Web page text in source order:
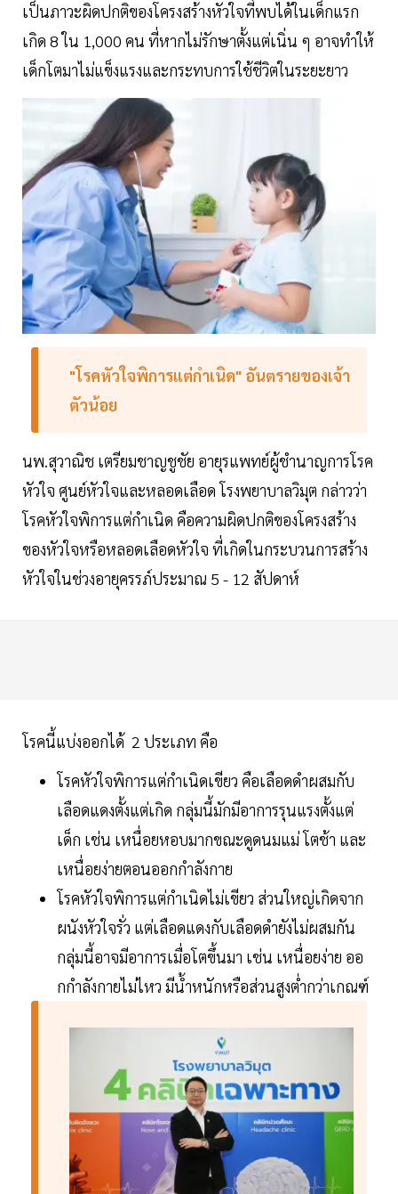
เป็นภาวะผิดปกติของโครงสร้างหัวใจที่พบได้ในเด็กแรก
เกิด 8 ใน 1,000 คน ที่หากไม่รักษาตั้งแต่เนิ่น ๆ อาจทำให้
เด็กโตมาไม่แข็งแรงและกระทบการใช้ชีวิตในระยะยาว
"โรคหัวใจพิการแต่กำเนิด" อันตรายของเจ้า
ตัวน้อย
นพ.สุวาณิช เตรียมชาญชูชัย อายุรแพทย์ผู้ชำนาญการโรค
หัวใจ ศูนย์หัวใจและหลอดเลือด โรงพยาบาลวิมุต กล่าวว่า
โรคหัวใจพิการแต่กำเนิด คือความผิดปกติของโครงสร้าง
ของหัวใจหรือหลอดเลือดหัวใจ ที่เกิดในกระบวนการสร้าง
หัวใจในช่วงอายุครรภ์ประมาณ 5 - 12 สัปดาห์
โรคนี้แบ่งออกได้ 2 ประเภท คือ
โรคหัวใจพิการแต่กำเนิดเขียว คือเลือดดำผสมกับ
เลือดแดงตั้งแต่เกิด กลุ่มนี้มักมีอาการรุนแรงตั้งแต่
เด็ก เช่น เหนื่อยหอบมากขณะดูดนมแม่ โตช้า และ
เหนื่อยง่ายตอนออกกำลังกาย
โรคหัวใจพิการแต่กำเนิดไม่เขียว ส่วนใหญ่เกิดจาก
ผนังหัวใจรั่ว แต่เลือดแดงกับเลือดดํายังไม่ผสมกัน
กลุ่มนี้อาจมีอาการเมื่อโตขึ้นมา เช่น เหนื่อยง่าย ออ
กกําลังกายไม่ไหว มีน้ำหนักหรือส่วนสูงต่ำกว่าเกณฑ์